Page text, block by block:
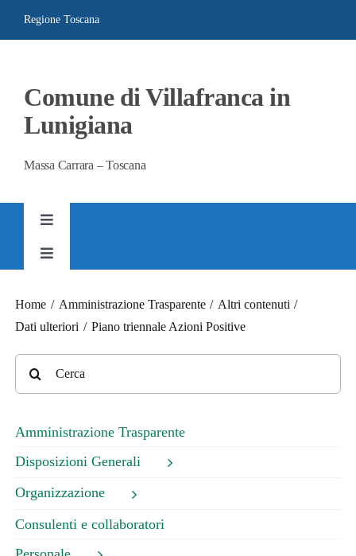
Regione Toscana
Comune di Villafranca in
Lunigiana
Massa Carrara – Toscana
Toggle
AMMINISTRAZIONE TRASPARENTE
Toggle
Home Amministrazione Trasparente
Altri contenuti
Dati ulteriori
Piano triennale Azioni Positive
Amministrazione Trasparente
Disposizioni Generali
Organizzazione
Consulenti e collaboratori